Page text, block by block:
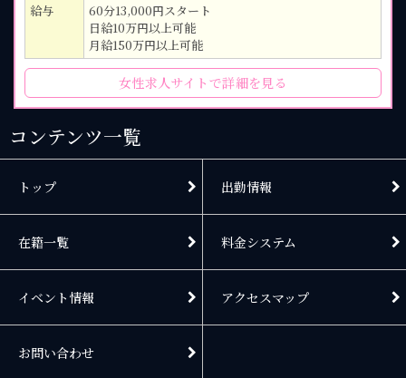
給与
60分13,000円スタート
日給10万円以上可能
月給150万円以上可能
女性求人サイトで詳細を見る
コンテンツ一覧
トップ 出勤情報
在籍一覧 料金システム
イベント情報 アクセスマップ
お問い合わせ